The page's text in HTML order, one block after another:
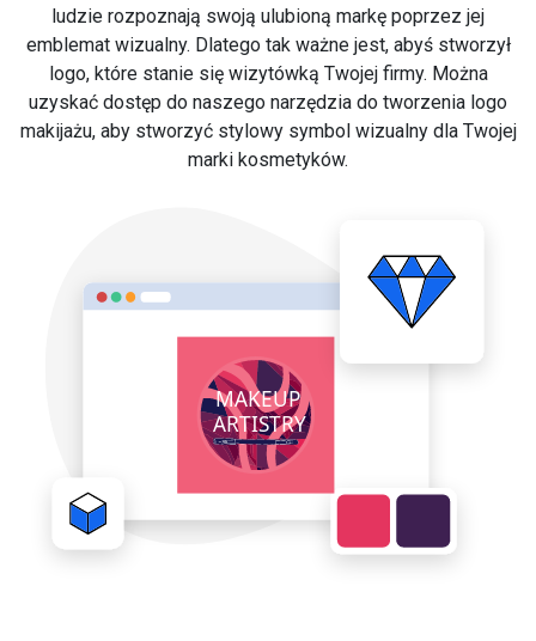
ludzie rozpoznają swoją ulubioną markę poprzez jej
emblemat wizualny. Dlatego tak ważne jest, abyś stworzył
logo, które stanie się wizytówką Twojej firmy. Można
uzyskać dostęp do naszego narzędzia do tworzenia logo
makijażu, aby stworzyć stylowy symbol wizualny dla Twojej
marki kosmetyków.